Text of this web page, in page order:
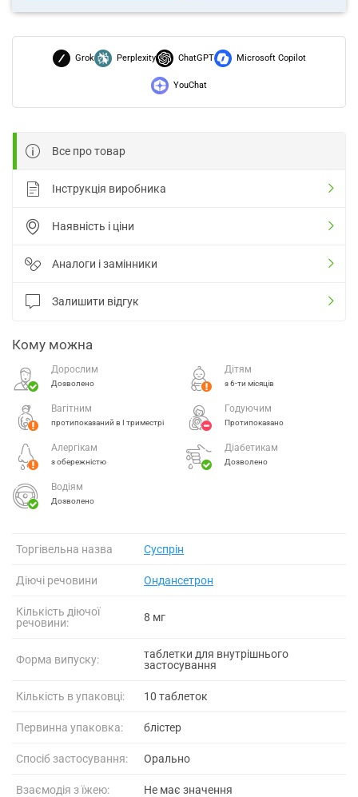
Grok Perplexity ChatGPT Microsoft Copilot
YouChat
Все про товар
Інструкція виробника
Наявність і ціни
Аналоги і замінники
Залишити відгук
Кому можна
Дорослим
Дозволено
Дітям
з 6-ти місяців
Вагітним
протипоказаний в І триместрі
Годуючим
Протипоказано
Алергікам
з обережністю
Діабетикам
Дозволено
Водіям
Дозволено
Торгівельна назва Суспрін
Діючі речовини Ондансетрон
Кількість діючої
речовини:
8 мг
Форма випуску:
таблетки для внутрішнього
застосування
Кількість в упаковці: 10 таблеток
Первинна упаковка: блістер
Спосіб застосування: Орально
Взаємодія з їжею: Не має значення